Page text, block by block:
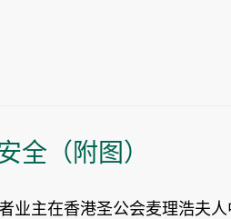
全（附图）
业主在香港圣公会麦理浩夫